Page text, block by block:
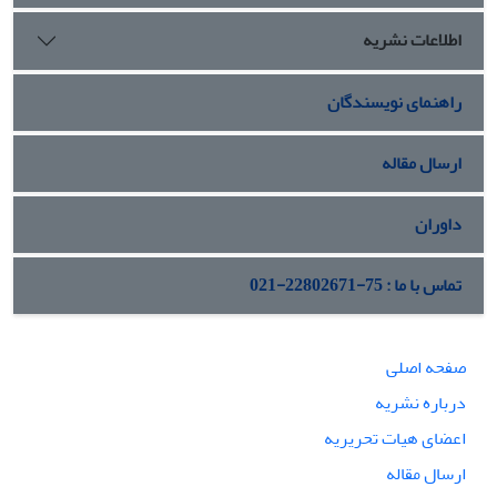
اطلاعات نشریه
راهنمای نویسندگان
ارسال مقاله
داوران
تماس با ما : 75-22802671-021
صفحه اصلی
درباره نشریه
اعضای هیات تحریریه
ارسال مقاله